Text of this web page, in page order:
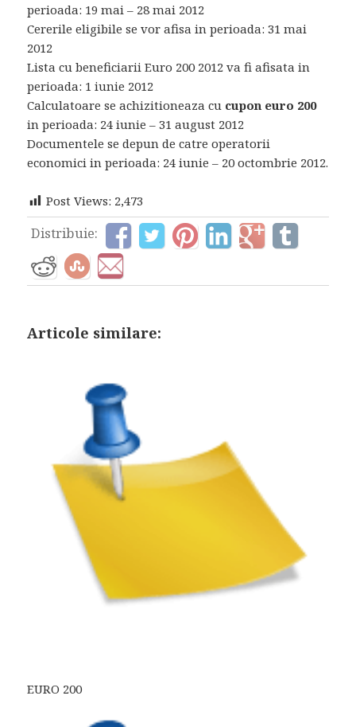
perioada: 19 mai – 28 mai 2012
Cererile eligibile se vor afisa in perioada: 31 mai
2012
Lista cu beneficiarii Euro 200 2012 va fi afisata in
perioada: 1 iunie 2012
Calculatoare se achizitioneaza cu cupon euro 200
in perioada: 24 iunie – 31 august 2012
Documentele se depun de catre operatorii
economici in perioada: 24 iunie – 20 octombrie 2012.
Post Views: 2,473
Distribuie:
Articole similare:
EURO 200